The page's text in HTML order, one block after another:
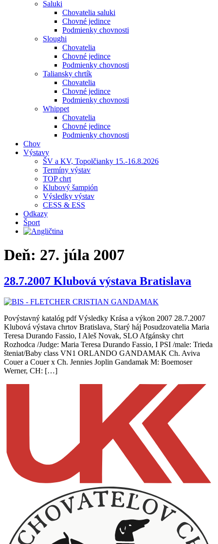
Saluki
Chovatelia saluki
Chovné jedince
Podmienky chovnosti
Sloughi
Chovatelia
Chovné jedince
Podmienky chovnosti
Taliansky chrtík
Chovatelia
Chovné jedince
Podmienky chovnosti
Whippet
Chovatelia
Chovné jedince
Podmienky chovnosti
Chov
Výstavy
ŠV a KV, Topolčianky 15.-16.8.2026
Termíny výstav
TOP chrt
Klubový šampión
Výsledky výstav
CESS & ESS
Odkazy
Šport
Deň: 27. júla 2007
28.7.2007 Klubová výstava Bratislava
Povýstavný katalóg pdf Výsledky Krása a výkon 2007 28.7.2007
Klubová výstava chrtov Bratislava, Starý háj Posudzovatelia Maria
Teresa Durando Fassio, I Aleš Novak, SLO Afgánsky chrt
Rozhodca /Judge: Maria Teresa Durando Fassio, I PSI /male: Trieda
šteniat/Baby class VN1 ORLANDO GANDAMAK Ch. Aviva
Couer a Couer x Ch. Jennies Joplin Gandamak M: Boemoser
Werner, CH: […]